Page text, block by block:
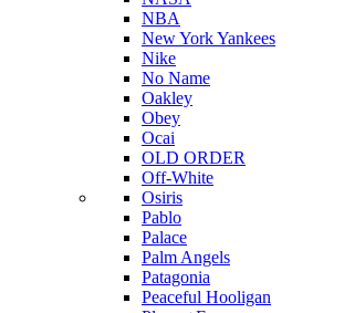
NBA
New York Yankees
Nike
No Name
Oakley
Obey
Ocai
OLD ORDER
Off-White
Osiris
Pablo
Palace
Palm Angels
Patagonia
Peaceful Hooligan